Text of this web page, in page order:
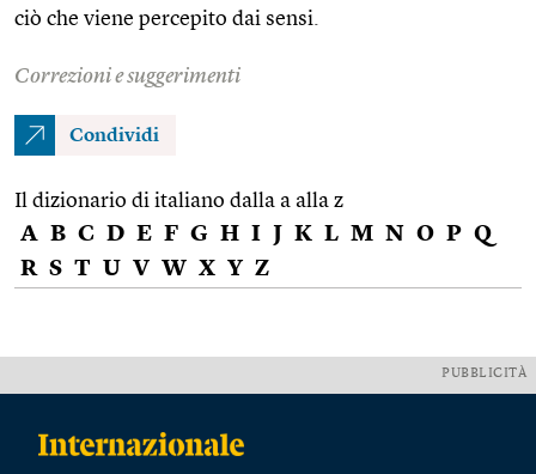
ciò che viene percepito dai sensi.
Correzioni e suggerimenti
Condividi
Il dizionario di italiano dalla a alla z
A B C D E F G H I J K L M N O P Q
R S T U V W X Y Z
PUBBLICITÀ